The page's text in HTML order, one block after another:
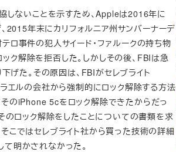
しないことを示すため、Appleは2016年に
2015年末にカリフォルニア州サンバーナーデ
ロ事件の犯人サイード・ファルークの持ち物
ク解除を拒否した。しかしその後、FBIは急
げた。その原因は、FBIがセレブライト
エルの会社から強制的にロック解除する方法
のiPhone 5cをロック解除できたからだっ
のロック解除をしたことについての書類を求
こではセレブライト社から買った技術の詳細
明かされなかった。